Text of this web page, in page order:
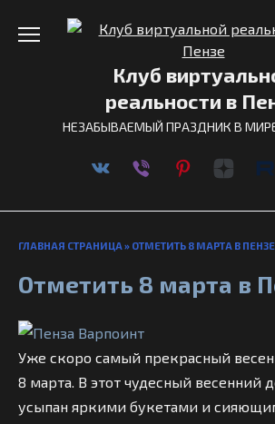
Клуб
реальности в
НЕЗАБЫВАЕМЫЙ ПРАЗДНИК В МИРЕ
ГЛАВНАЯ СТРАНИЦА » ОТМЕТИТЬ 8 МАРТА В ПЕНЗЕ
Отметить 8 марта в
Уже скоро самый прекрасный
8 марта. В этот чудесный весенний
усыпан яркими букетами и